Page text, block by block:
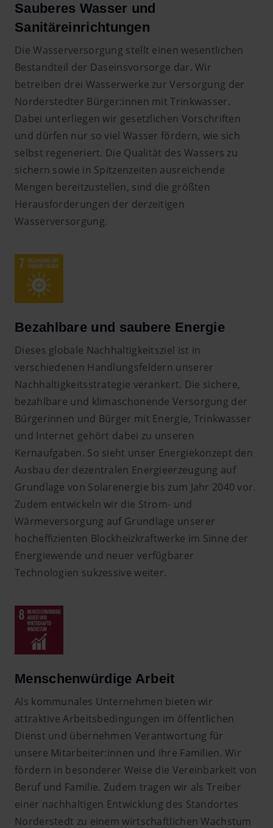
Sauberes Wasser und
Sanitäreinrichtungen
Die Wasserversorgung stellt einen wesentlichen
Bestandteil der Daseinsvorsorge dar. Wir
betreiben drei Wasserwerke zur Versorgung der
Norderstedter Bürger:innen mit Trinkwasser.
Dabei unterliegen wir gesetzlichen Vorschriften
und dürfen nur so viel Wasser fördern, wie sich
selbst regeneriert. Die Qualität des Wassers zu
sichern sowie in Spitzenzeiten ausreichende
Mengen bereitzustellen, sind die größten
Herausforderungen der derzeitigen
Wasserversorgung.
Bezahlbare und saubere Energie
Dieses globale Nachhaltigkeitsziel ist in
verschiedenen Handlungsfeldern unserer
Nachhaltigkeitsstrategie verankert. Die sichere,
bezahlbare und klimaschonende Versorgung der
Bürgerinnen und Bürger mit Energie, Trinkwasser
und Internet gehört dabei zu unseren
Kernaufgaben. So sieht unser Energiekonzept den
Ausbau der dezentralen Energieerzeugung auf
Grundlage von Solarenergie bis zum Jahr 2040 vor.
Zudem entwickeln wir die Strom- und
Wärmeversorgung auf Grundlage unserer
hocheffizienten Blockheizkraftwerke im Sinne der
Energiewende und neuer verfügbarer
Technologien sukzessive weiter.
Menschenwürdige Arbeit
Als kommunales Unternehmen bieten wir
attraktive Arbeitsbedingungen im öffentlichen
Dienst und übernehmen Verantwortung für
unsere Mitarbeiter:innen und ihre Familien. Wir
fördern in besonderer Weise die Vereinbarkeit von
Beruf und Familie. Zudem tragen wir als Treiber
einer nachhaltigen Entwicklung des Standortes
Norderstedt zu einem wirtschaftlichen Wachstum